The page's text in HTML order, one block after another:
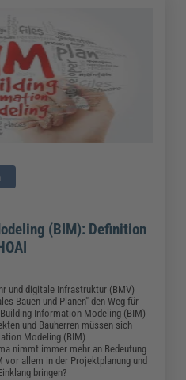
(BIM): Definition
und digitale Infrastruktur (BMV)
Bauen und Planen" den Weg für
Information Modeling (BIM)
und Bauherren müssen sich
Modeling (BIM)
nimmt immer mehr an Bedeutung
vor allem in der Projektplanung und
bringen?